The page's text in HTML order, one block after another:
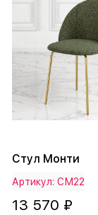
Стул Монти
Артикул: СМ22
13 570 ₽